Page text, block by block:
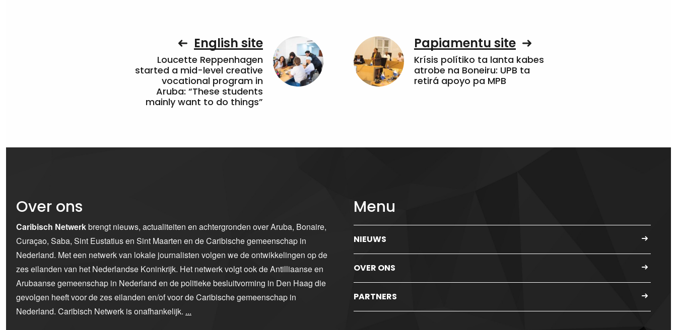
English site
Loucette Reppenhagen
started a mid-level creative
vocational program in
Aruba: “These students
mainly want to do things”
Papiamentu site
Krísis polítiko ta lanta kabes
atrobe na Boneiru: UPB ta
retirá apoyo pa MPB
Over ons
Caribisch Netwerkbrengt nieuws, actualiteiten en achtergronden over Aruba, Bonaire,
Curaçao, Saba, Sint Eustatius en Sint Maarten en de Caribische gemeenschap in
Nederland. Met een netwerk van lokale journalisten volgen we de ontwikkelingen op de
zes eilanden van het Nederlandse Koninkrijk. Het netwerk volgt ook de Antilliaanse en
Arubaanse gemeenschap in Nederland en de politieke besluitvorming in Den Haag die
gevolgen heeft voor de zes eilanden en/of voor de Caribische gemeenschap in
Nederland. Caribisch Netwerk is onafhankelijk. ...
Menu
NIEUWS
OVER ONS
PARTNERS